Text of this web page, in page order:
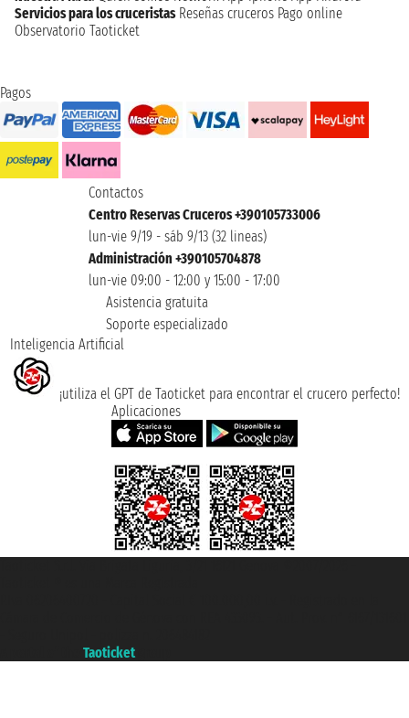
Servicios para los cruceristas Reseñas cruceros Pago online
Observatorio Taoticket
Pagos
Contactos
Centro Reservas Cruceros +390105733006
lun-vie 9/19 - sáb 9/13 (32 lineas)
Administración +390105704878
lun-vie 09:00 - 12:00 y 15:00 - 17:00
Asistencia gratuita
Soporte especializado
Inteligencia Artificial
¡utiliza el GPT de Taoticket para encontrar el crucero perfecto!
Aplicaciones
Taoticket